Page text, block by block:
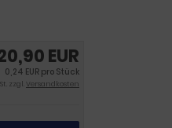
EUR
0,24 EUR pro Stück
zzgl.Versandkosten